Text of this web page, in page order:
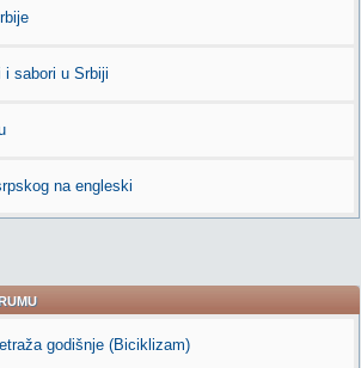
i sabori u Srbiji
na engleski
godišnje (Biciklizam)